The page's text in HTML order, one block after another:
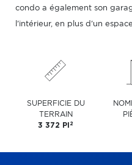
condo a également son
l'intérieur, en plus d'un
SUPERFICIE DU
TERRAIN
3 372 PI 2